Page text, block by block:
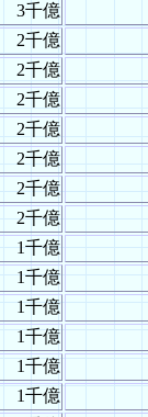
3千億
2千億
2千億
2千億
2千億
2千億
2千億
2千億
1千億
1千億
1千億
1千億
1千億
1千億